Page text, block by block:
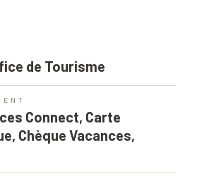
de Tourisme
Connect, Carte
Chèque Vacances,